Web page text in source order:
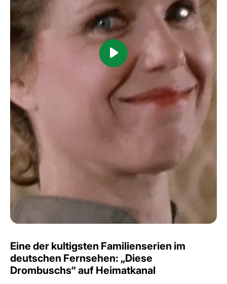
Eine der kultigsten Familienserien im
deutschen Fernsehen: „Diese
Drombuschs“ auf Heimatkanal